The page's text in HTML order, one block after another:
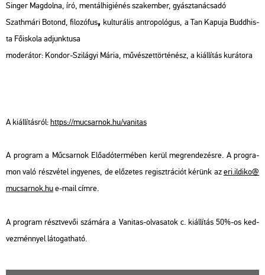
Sin­ger Mag­dol­na, író, men­tál­hi­gi­é­nés szak­em­ber, gyász­ta­nács­adó
Szath­má­ri Bo­tond,fi­lo­zó­fus, kul­tu­rá­lis ant­ro­po­ló­gus, a Tan Ka­pu­ja Budd­his­
ta Fő­is­ko­la ad­junk­tu­sa
mo­de­rá­tor: Kon­dor-Szi­lá­gyi Mária, mű­vé­szet­tör­té­nész, a ki­ál­lí­tás ku­rá­to­ra
A ki­ál­lí­tás­ról:https://​mu­csar­nok.​hu/​vanit­as
A prog­ram a Mű­csar­nok Elő­adó­ter­mé­ben kerül meg­ren­de­zés­re. A prog­ra­
mon való rész­vé­tel in­gye­nes, de elő­ze­tes re­giszt­rá­ci­ót ké­rünk azeri.​il­di­ko@​
mu­csar­nok.​hue-mail címre.
A prog­ram részt­ve­vői szá­má­ra a Vanit­as-ol­va­sa­tok c. ki­ál­lí­tás 50%-os ked­
vez­ménnyel lá­to­gat­ha­tó.